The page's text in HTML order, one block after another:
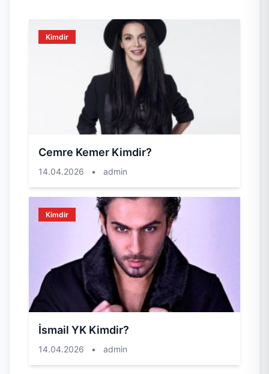
Kimdir
Cemre Kemer Kimdir?
14.04.2026 • admin
Kimdir
İsmail YK Kimdir?
14.04.2026 • admin